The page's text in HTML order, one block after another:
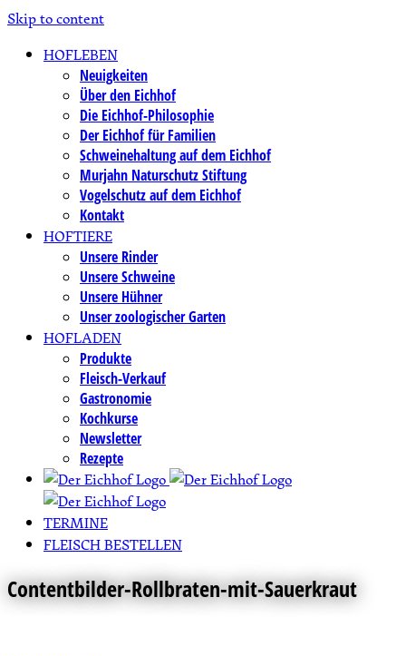
Skip to content
HOFLEBEN
Neuigkeiten
Über den Eichhof
Die Eichhof-Philosophie
Der Eichhof für Familien
Schweinehaltung auf dem Eichhof
Murjahn Naturschutz Stiftung
Vogelschutz auf dem Eichhof
Kontakt
HOFTIERE
Unsere Rinder
Unsere Schweine
Unsere Hühner
Unser zoologischer Garten
HOFLADEN
Produkte
Fleisch-Verkauf
Gastronomie
Kochkurse
Newsletter
Rezepte
TERMINE
FLEISCH BESTELLEN
Contentbilder-Rollbraten-mit-Sauerkraut